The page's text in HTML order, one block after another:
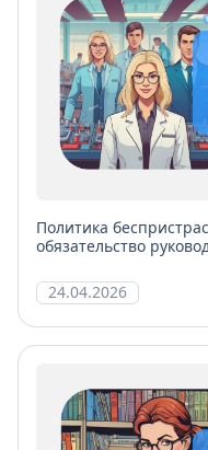
Политика
обязательство
24.04.2026